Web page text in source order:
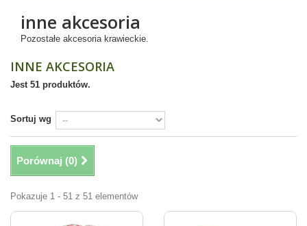
inne akcesoria
Pozostałe akcesoria krawieckie.
INNE AKCESORIA
Jest 51 produktów.
Sortuj wg
Porównaj (0)
Pokazuje 1 - 51 z 51 elementów